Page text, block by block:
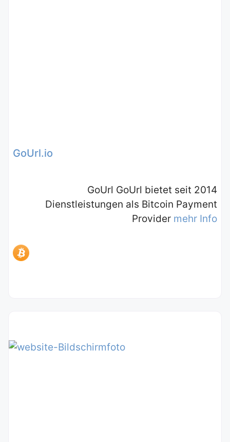
GoUrl.io
GoUrl GoUrl bietet seit 2014
Dienstleistungen als Bitcoin Payment
Provider mehr Info